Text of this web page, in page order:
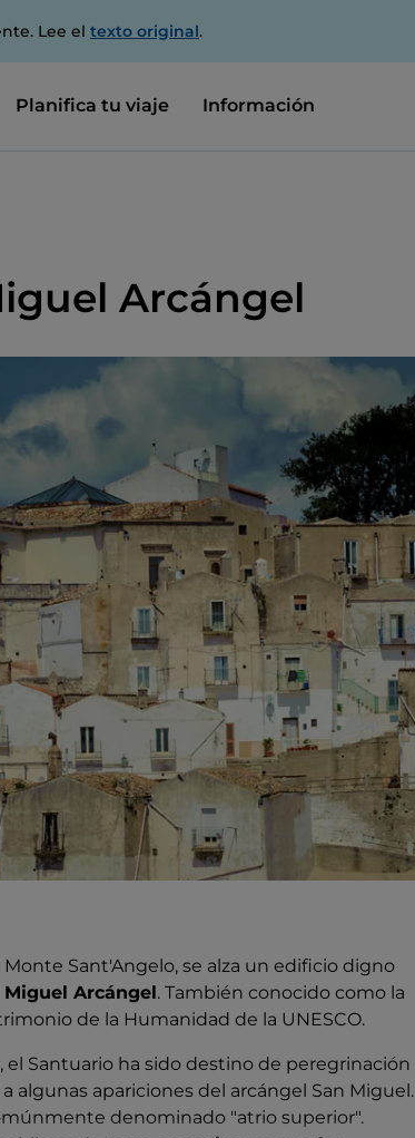
Lee el texto original.
Planifica tu viaje Información
Arcángel
Sant'Angelo, se alza un edificio digno
Arcángel . También conocido como la
de la Humanidad de la UNESCO.
Santuario ha sido destino de peregrinación
algunas apariciones del arcángel San Miguel.
denominado "atrio superior".